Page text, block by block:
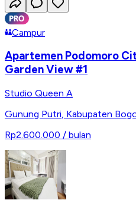
Campur
Apartemen Podomoro
Garden View #1
Studio Queen A
Gunung Putri, Kabupaten
Rp2.600.000 / bulan